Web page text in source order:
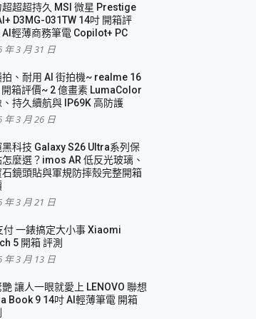
體
V30 Pro
超超超持久 MSI 微星 Prestige
D3MG-031TW 14吋 開箱評
AI輕薄商務筆電 Copilot+ PC
年 3 月 31 日
拍、耐用 AI 街拍機~ realme 16
箱評價~ 2 億畫素 LumaColor
持久續航與 IP69K 高防護
年 3 月 26 日
黑科技 Galaxy S26 Ultra系列保
麼選？imos AR 低反光玻璃、
石鏡頭貼與軍規防摔殼完整開箱
年 3 月 21 日
付 一錶搞定大小事 Xiaomi
5 開箱 評測
年 3 月 13 日
讓人一眼就愛上 LENOVO 聯想
Book 9 14吋 AI輕薄筆電 開箱